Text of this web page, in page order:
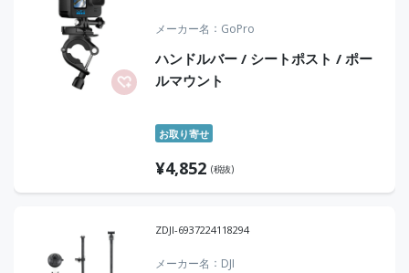
メーカー名 GoPro
ハンドルバー / シートポスト / ポー
ルマウント
お取り寄せ
¥4,852 (税抜)
ZDJI-6937224118294
メーカー名 DJI